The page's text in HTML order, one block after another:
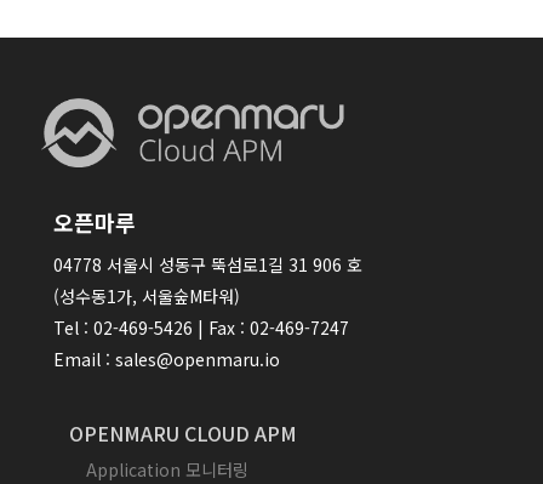
오픈마루
04778 서울시 성동구 뚝섬로1길 31 906 호
(성수동1가, 서울숲M타워)
Tel : 02-469-5426 | Fax : 02-469-7247
Email : sales@openmaru.io
OPENMARU CLOUD APM
Application 모니터링